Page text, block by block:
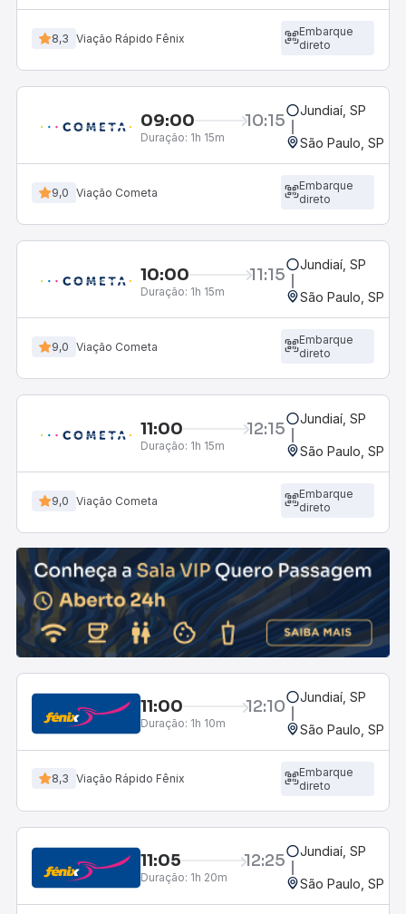
8,3 Viação Rápido Fênix
Embarque
direto
09:00 10:15
Duração: 1h 15m
Jundiaí, SP
São Paulo, SP -
9,0 Viação Cometa
Embarque
direto
10:00 11:15
Duração: 1h 15m
Jundiaí, SP
São Paulo, SP -
9,0 Viação Cometa
Embarque
direto
11:00 12:15
Duração: 1h 15m
Jundiaí, SP
São Paulo, SP -
9,0 Viação Cometa
Embarque
direto
11:00 12:10
Duração: 1h 10m
Jundiaí, SP
São Paulo, SP -
8,3 Viação Rápido Fênix
Embarque
direto
11:05 12:25
Duração: 1h 20m
Jundiaí, SP
São Paulo, SP -